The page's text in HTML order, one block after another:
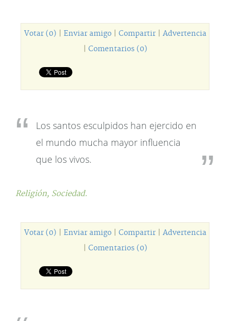
Votar (0) Enviar amigo| Compartir| Advertencia
Comentarios (0)
Los santos esculpidos han ejercido en
el mundo mucha mayor influencia
que los vivos.
Religión, Sociedad.
Votar (0) Enviar amigo| Compartir| Advertencia
Comentarios (0)